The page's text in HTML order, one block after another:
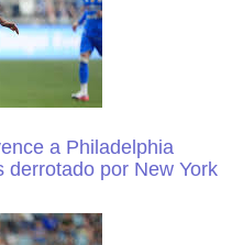
a Philadelphia
derrotado por New York